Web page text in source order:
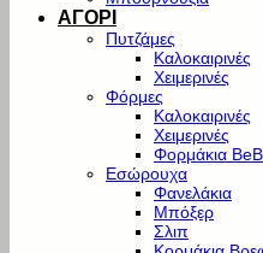
ΑΓΟΡΙ
Πυτζάμες
Καλοκαιρινές
Χειμερινές
Φόρμες
Καλοκαιρινές
Χειμερινές
Φορμάκια
Εσώρουχα
Φανελάκια
Μπόξερ
Σλιπ